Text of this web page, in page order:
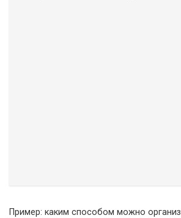
Пример: каким способом можно